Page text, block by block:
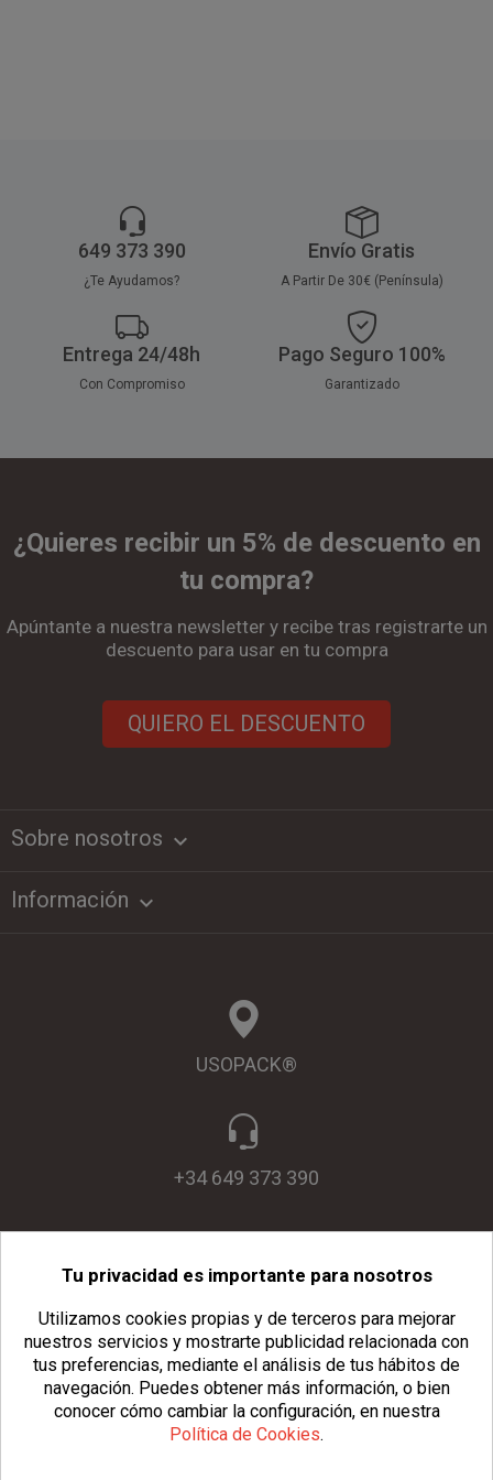
649 373 390
¿Te Ayudamos?
Envío Gratis
A Partir De 30€ (Península)
Entrega 24/48h
Con Compromiso
Pago Seguro 100%
Garantizado
¿Quieres recibir un 5% de descuento en
tu compra?
Apúntante a nuestra newsletter y recibe tras registrarte un
descuento para usar en tu compra
QUIERO EL DESCUENTO
Sobre nosotros keyboard_arrow_down
Información 
USOPACK®
+34 649 373 390
info@usopack.com
Tu privacidad es importante para nosotros
Utilizamos cookies propias y de terceros para mejorar
nuestros servicios y mostrarte publicidad relacionada con
tus preferencias, mediante el análisis de tus hábitos de
navegación. Puedes obtener más información, o bien
conocer cómo cambiar la configuración, en nuestra
Política de Cookies.